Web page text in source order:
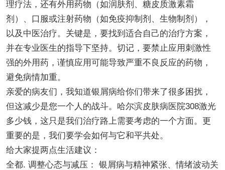
理疗法，还有外用药物（如润肤剂、糖皮质激素霜
剂）、口服或注射药物（如免疫抑制剂、生物制剂），
以及中医治疗。关键是，要找到适合自己的治疗方案，
并在专业医生的指导下坚持。切记，要禁止应用刺激性
强的外用药，谨慎应用可能导致严重不良反应的药物，
避免病情加重。
亲爱的病友们，我知道银屑病给你们带来了很多困扰，
但这减少是您一个人的战斗。哈尔滨皮肤病医院308激光
多少钱，这只是我们治疗路上需要考虑的一个方面。更
重要的是，我们要学会如何与它和平共处。
给大家提两点生活建议：
全都. 调整心态与减压： 银屑病与精神紧张、情绪波动关